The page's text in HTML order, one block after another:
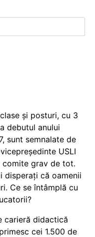
și posturi, cu 3
debutul anului
sunt semnalate de
USLI
comite grav de tot.
disperați că oamenii
Ce se întâmplă cu
carieră didactică
cei 1.500 de